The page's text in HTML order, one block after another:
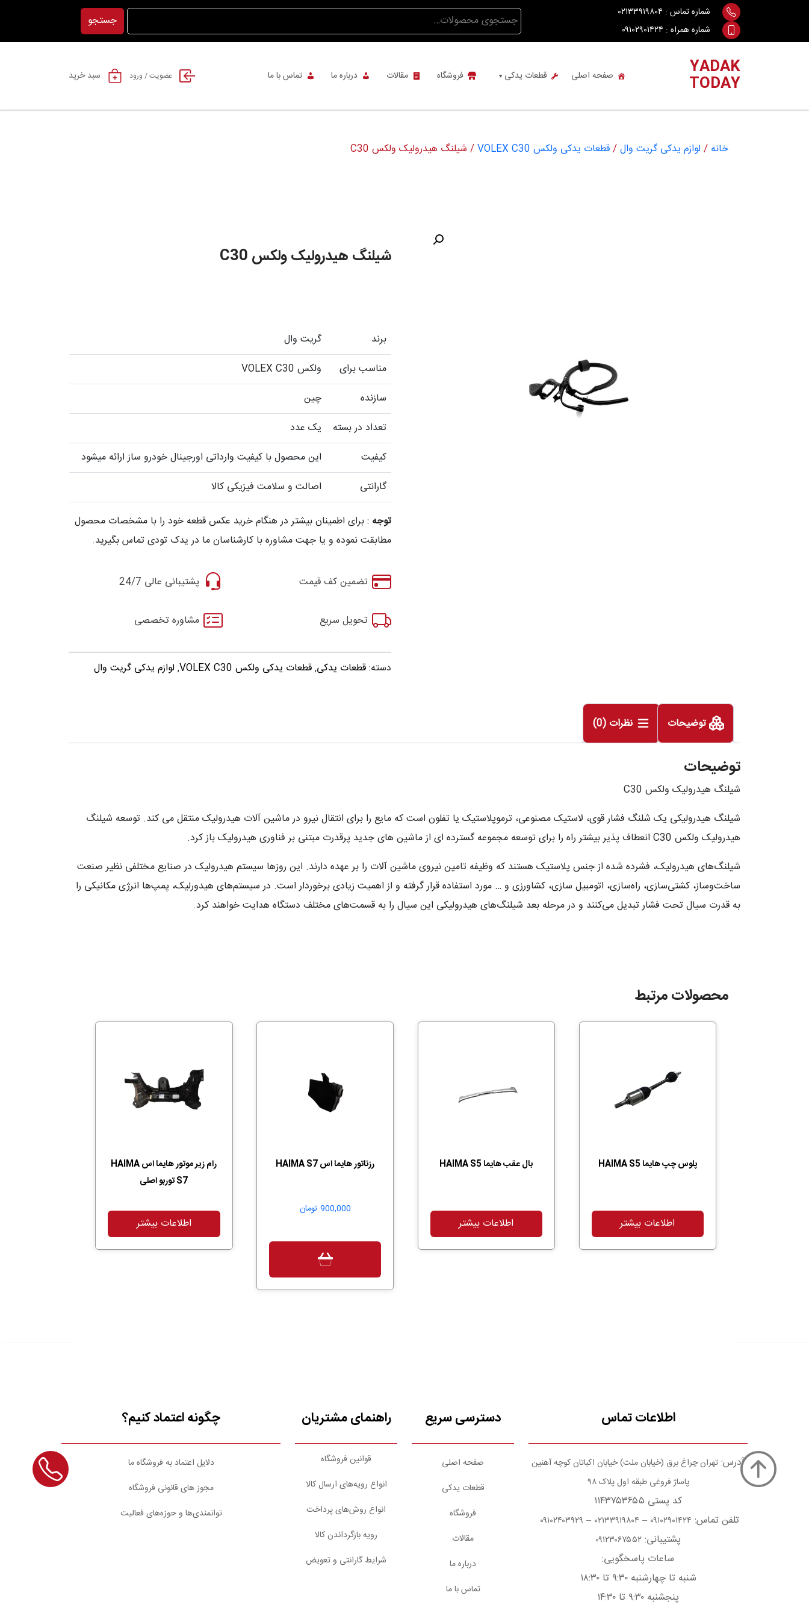
content
شماره تماس : ۰۲۱۳۳۹۱۹۸۰۴
شماره همراه : ۰۹۱۰۲۹۰۱۴۲۴
جستجو
برای:
جستجو
YADAK
TODAY صفحه اصلی قطعات یدکی فروشگاه مقالات درباره ما تماس با ما عضویت / ورود سبد خرید
خانه / لوازم یدکی گریت وال/قطعات یدکی ولکس VOLEX C30 / شیلنگ هیدرولیک ولکس C30
شیلنگ هیدرولیک ولکس C30
برند
گریت وال
مناسب برای
ولکس VOLEX C30
سازنده
چین
تعداد در بسته
یک عدد
کیفیت
این محصول با کیفیت وارداتی اورجینال خودرو ساز ارائه میشود
گارانتی
اصالت و سلامت فیزیکی کالا
توجه : برای اطمینان بیشتر در هنگام خرید عکس قطعه خود را با مشخصات محصول
مطابقت نموده و یا جهت مشاوره با کارشناسان ما در یدک تودی تماس بگیرید.
تضمین کف قیمت پشتیبانی عالی 24/7
تحویل سریع مشاوره تخصصی
دسته:قطعات یدکی,قطعات یدکی ولکس VOLEX C30 ,لوازم یدکی گریت وال
توضیحات نظرات (0)
توضیحات
شیلنگ هیدرولیک ولکس C30
شیلنگ هیدرولیکی یک شلنگ فشار قوی، لاستیک مصنوعی، ترموپلاستیک یا تفلون است که مایع را برای انتقال نیرو در ماشین آلات هیدرولیک منتقل می کند. توسعه شیلنگ
هیدرولیک ولکس C30 انعطاف پذیر بیشتر راه را برای توسعه مجموعه گسترده ای از ماشین های جدید پرقدرت مبتنی بر فناوری هیدرولیک باز کرد.
شیلنگ‌های هیدرولیک، فشرده شده از جنس پلاستیک هستند که وظیفه‌ تامین نیروی ماشین آلات را بر عهده دارند. این روزها سیستم هیدرولیک در صنایع مختلفی نظیر صنعت
ساخت‌و‌ساز، کشتی‌سازی، راه‌سازی، اتومبیل سازی، کشاورزی و … مورد استفاده قرار گرفته و از اهمیت زیادی برخوردار است. در سیستم‌های هیدورلیک، پمپ‌ها انرژی مکانیکی را
به قدرت سیال تحت فشار تبدیل می‌کنند و در مرحله بعد شیلنگ‌های هیدرولیکی این سیال را به قسمت‌های مختلف دستگاه هدایت خواهند کرد.
محصولات مرتبط
پلوس چپ هایما HAIMA S5
اطلاعات بیشتر
بال عقب هایما HAIMA S5
اطلاعات بیشتر
رزناتور هایما اس HAIMA S7
900,000 تومان
رام زیر موتور هایما اس HAIMA
S7 توربو اصلی
اطلاعات بیشتر
اطلاعات تماس
آدرس: تهران چراغ برق (خیابان ملت) خیابان اکباتان کوچه آهنین
پاساژ فروغی طبقه اول پلاک ۹۸
کد پستی ۱۱۴۳۷۵۳۶۵۵
تلفن تماس: ۰۹۱۰۲۹۰۱۴۲۴ – ۰۲۱۳۳۹۱۹۸۰۴ – ۰۹۱۰۲۴۰۳۹۲۹
پشتیبانی: ۰۹۱۲۳۰۶۷۵۵۲
ساعات پاسخگویی:
شنبه تا چهارشنبه ۹:۳۰ تا ۱۸:۳۰
پنجشنبه ۹:۳۰ تا ۱۴:۳۰
دسترسی سریع
صفحه اصلی
قطعات یدکی
فروشگاه
مقالات
درباره ما
تماس با ما
راهنمای مشتریان
قوانین فروشگاه
انواع رویه‌های ارسال کالا
انواع روش‌های پرداخت
رویه بازگرداندن کالا
شرایط گارانتی و تعویض
چگونه اعتماد کنیم؟
دلایل اعتماد به فروشگاه ما
مجوز های قانونی فروشگاه
توانمندی‌ها و حوزه‌های فعالیت